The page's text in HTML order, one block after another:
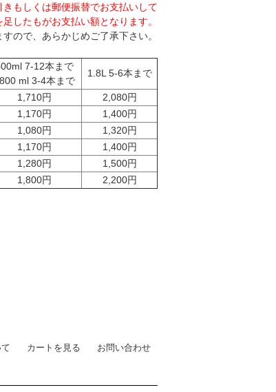
もしくは郵便振替でお支払いして
したもがお支払い額となります。
ので、あらかじめご了承下さい。
7-12本まで
ml 3-4本まで
1.8L 5-6本まで
1,710円
2,080円
1,170円
1,400円
1,080円
1,320円
1,170円
1,400円
1,280円
1,500円
1,800円 2,200円
カートを見る お問い合わせ